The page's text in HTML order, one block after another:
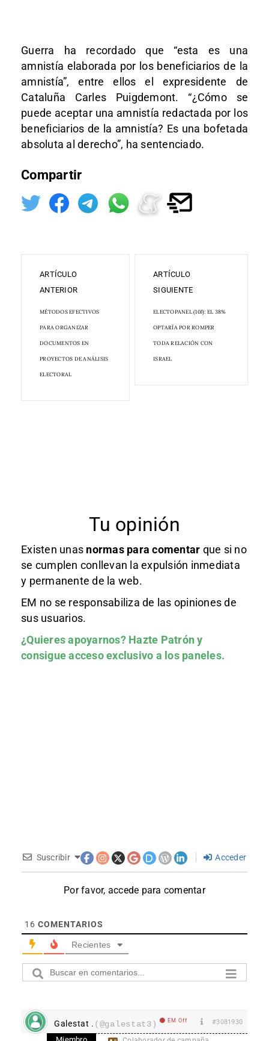
Guerra ha recordado que “esta es una
amnistía elaborada por los beneficiarios de la
amnistía”, entre ellos el expresidente de
Cataluña Carles Puigdemont. “¿Cómo se
puede aceptar una amnistía redactada por los
beneficiarios de la amnistía? Es una bofetada
absoluta al derecho”, ha sentenciado.
Compartir
ARTÍCULO
ANTERIOR
MÉTODOS EFECTIVOS
PARA ORGANIZAR
DOCUMENTOS EN
PROYECTOS DE ANÁLISIS
ELECTORAL
ARTÍCULO
SIGUIENTE
ELECTOPANEL (10J): EL 38%
OPTARÍA POR ROMPER
TODA RELACIÓN CON
ISRAEL
Tu opinión
Existen unas normas para comentar que si no
se cumplen conllevan la expulsión inmediata
y permanente de la web.
EM no se responsabiliza de las opiniones de
sus usuarios.
¿Quieres apoyarnos? Hazte Patróny
consigue acceso exclusivo a los paneles.
Suscribir Acceder
Por favor, accede para comentar
16 COMENTARIOS
Recientes
Galestat . (@galestat3) EM Off #3081930
Miembro